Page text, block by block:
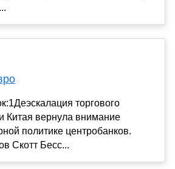
торгового
Китая вернула внимание
политике центробанков.
Скотт Бесс...